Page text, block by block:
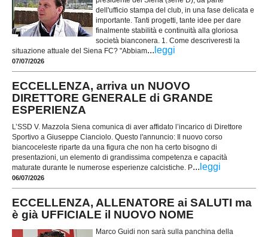
dell'ufficio stampa del club, in una fase delicata e
importante. Tanti progetti, tante idee per dare
finalmente stabilità e continuità alla gloriosa
società bianconera. 1. Come descriveresti la
situazione attuale del Siena FC? "Abbiam... leggi
07/07/2026
ECCELLENZA, arriva un NUOVO
DIRETTORE GENERALE di GRANDE
ESPERIENZA
L’SSD V. Mazzola Siena comunica di aver affidato l’incarico di Direttore
Sportivo a Giuseppe Cianciolo. Questo l'annuncio: Il nuovo corso
biancoceleste riparte da una figura che non ha certo bisogno di
presentazioni, un elemento di grandissima competenza e capacità
maturate durante le numerose esperienze calcistiche. P... leggi
06/07/2026
ECCELLENZA, ALLENATORE ai SALUTI ma
è già UFFICIALE il NUOVO NOME
Marco Guidi non sarà sulla panchina della